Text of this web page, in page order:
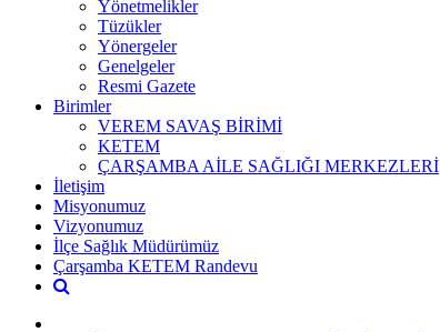
Yönetmelikler
Tüzükler
Yönergeler
Genelgeler
Resmi Gazete
Birimler
VEREM SAVAŞ BİRİMİ
KETEM
ÇARŞAMBA AİLE SAĞLIĞI MERKEZLERİ
İletişim
Misyonumuz
Vizyonumuz
İlçe Sağlık Müdürümüz
Çarşamba KETEM Randevu